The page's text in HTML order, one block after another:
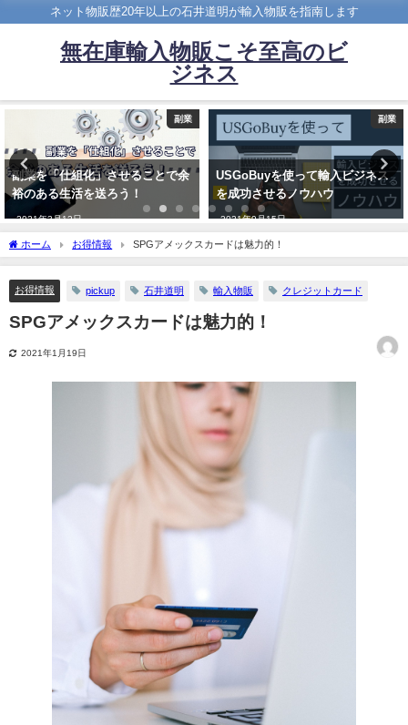
ネット物販歴20年以上の石井道明が輸入物販を指南します
無在庫輸入物販こそ至高のビ
ジネス
副業
副業を「仕組化」させることで余
裕のある生活を送ろう！
2021年3月12日
副業
USGoBuyを使って輸入ビジネス
を成功させるノウハウ
2021年9月15日
ホーム お得情報 SPGアメックスカードは魅力的！
お得情報 pickup 石井道明 輸入物販 クレジットカード
SPGアメックスカードは魅力的！
2021年1月19日